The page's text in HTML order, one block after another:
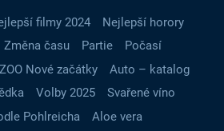
filmy 2024
Nejlepší horory
Změna času Partie
Počasí
ZOO Nové začátky
Auto – katalog
Volby 2025
Svařené víno
Pohlreicha
Aloe vera